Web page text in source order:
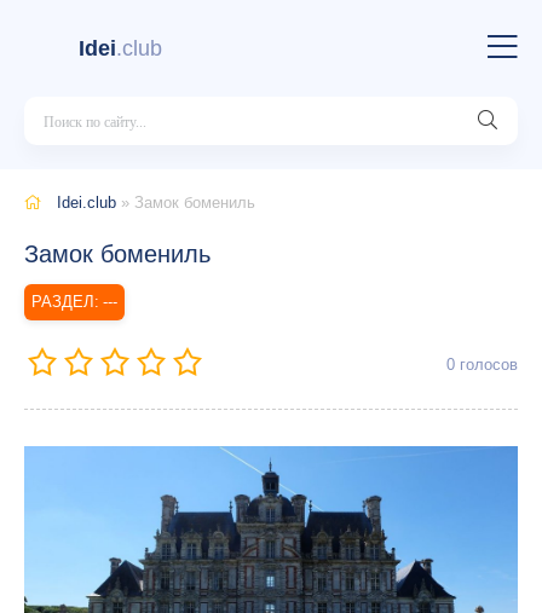
Idei.club
Idei.club » Замок бомениль
Замок бомениль
---
0 голосов